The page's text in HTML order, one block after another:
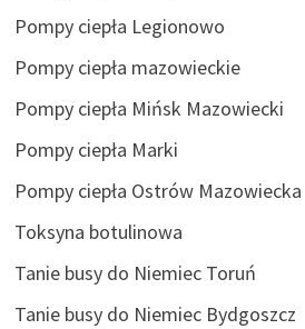
Pompy ciepła Legionowo
Pompy ciepła mazowieckie
Pompy ciepła Mińsk Mazowiecki
Pompy ciepła Marki
Pompy ciepła Ostrów Mazowiecka
Toksyna botulinowa
Tanie busy do Niemiec Toruń
Tanie busy do Niemiec Bydgoszcz